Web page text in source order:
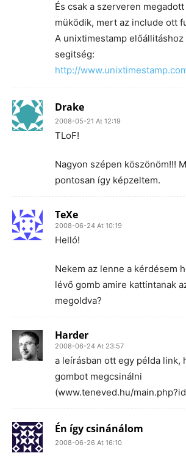
És csak a szerveren
müködik, mert az include ott
A unixtimestamp
segitség:
http://
Drake
2008-05-21 At 12:19
TLoF!
Nagyon szépen köszönöm!!!
pontosan így képzeltem.
TeXe
2008-06-24 At 10:19
Helló!
Nekem az lenne a kérdésem
lévő gomb amire kattintanak
megoldva?
Harder
2008-06-24 At 23:57
a leírásban ott egy példa link,
gombot megcsinálni
(www.teneved.hu/
Én így csinánálom
2008-06-26 At 16:10